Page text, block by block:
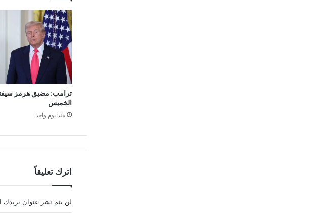
ترامب: مضيق هرمز
الخميس
منذ يوم واحد
اترك تعليقاً
لن يتم نشر عنوان بريدك